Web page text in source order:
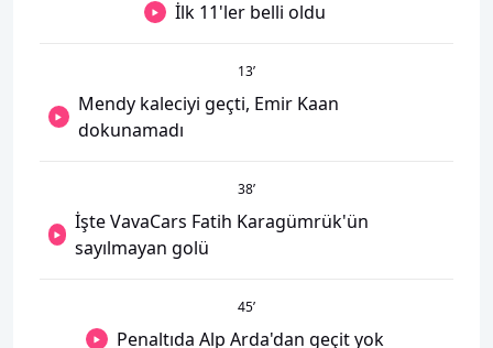
İlk 11'ler belli oldu
13’
Mendy kaleciyi geçti, Emir Kaan
dokunamadı
38’
İşte VavaCars Fatih Karagümrük'ün
sayılmayan golü
45’
Penaltıda Alp Arda'dan geçit yok